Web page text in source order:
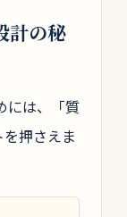
計の秘
には、「質
押さえま